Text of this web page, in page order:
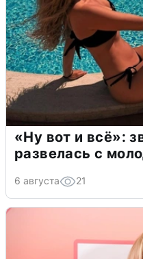
«Ну вот и всё»:
развелась с
6 августа 21